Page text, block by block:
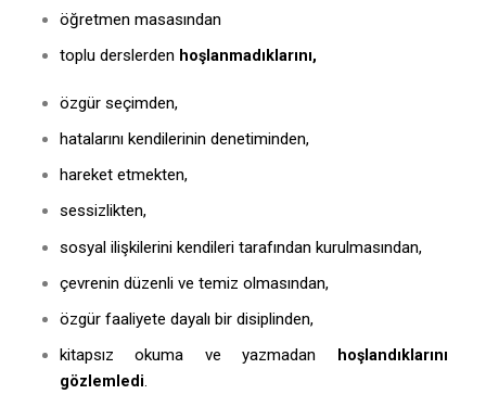
öğretmen masasından
toplu derslerden hoşlanmadıklarını,
özgür seçimden,
hatalarını kendilerinin denetiminden,
hareket etmekten,
sessizlikten,
sosyal ilişkilerini kendileri tarafından kurulmasından,
çevrenin düzenli ve temiz olmasından,
özgür faaliyete dayalı bir disiplinden,
kitapsız okuma ve yazmadan
hoşlandıklarını
gözlemledi.